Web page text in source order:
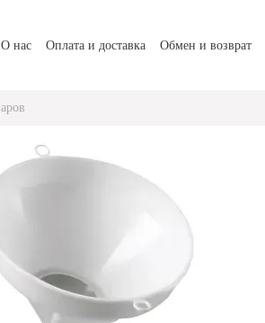
О нас Оплата и доставка Обмен и возврат